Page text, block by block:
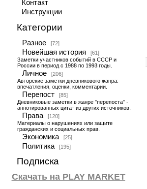
Контакт
Инструкции
Категории
Разное [72]
Новейшая история
[61]
Заметки участников событий в СССР и
России в период с 1988 по 1993 годы.
Личное
[206]
Авторские заметки дневникового жанра:
впечатления, оценки, комментарии.
Перепост
[85]
Дневниковые заметки в жанре "перепоста" -
аннотированных цитат из других источников.
Права
[120]
Материалы о нарушениях или защите
гражданских и социальных прав.
Экономика [25]
Политика [195]
Подписка
Скачать на PLAY MARKET